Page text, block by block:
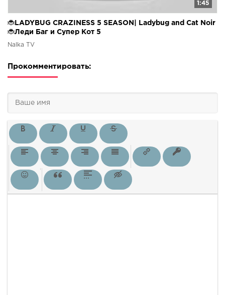
1:45
🐞LADYBUG CRAZINESS 5 SEASON| Ladybug and Cat Noir
🐞Леди Баг и Супер Кот 5
Nalka TV
Прокомментировать: